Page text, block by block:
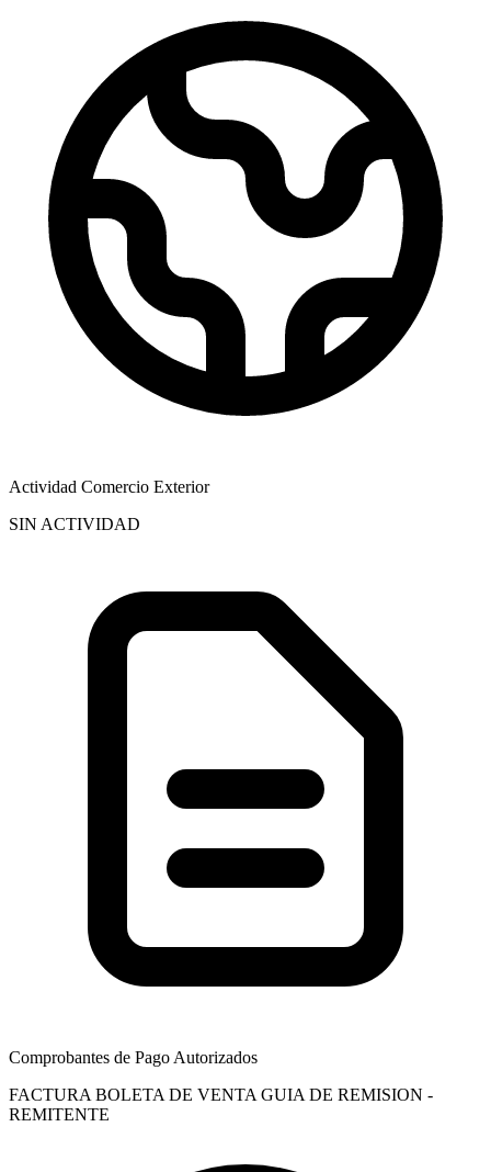
Actividad Comercio Exterior
SIN ACTIVIDAD
Comprobantes de Pago Autorizados
FACTURA BOLETA DE VENTA GUIA DE REMISION -
REMITENTE